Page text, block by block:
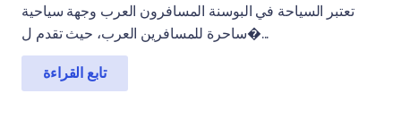
تعتبر السياحة في البوسنة المسافرون العرب وجهة سياحية
ساحرة للمسافرين العرب، حيث تقدم ل�...
تابع القراءة